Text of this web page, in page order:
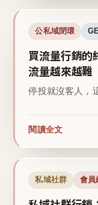
公私域閉環
買流量行銷的
流量越來越難
停投就沒客人，
閱讀全文
私域社群 會員